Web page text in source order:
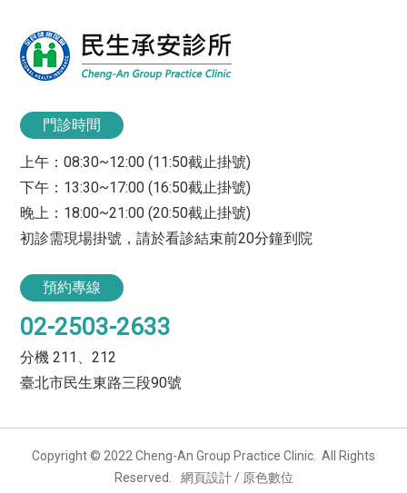
門診時間
上午：08:30~12:00 (11:50截止掛號)
下午：13:30~17:00 (16:50截止掛號)
晚上：18:00~21:00 (20:50截止掛號)
初診需現場掛號，請於看診結束前20分鐘到院
預約專線
02-2503-2633
分機 211、212
臺北市民生東路三段90號
Copyright © 2022 Cheng-An Group Practice Clinic. All Rights
Reserved.
網頁設計 / 原色數位